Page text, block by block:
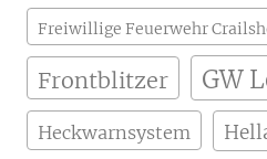
Freiwillige Feuerwehr
Frontblitzer GW
Heckwarnsystem